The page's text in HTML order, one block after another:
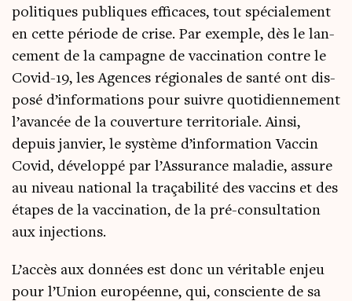
poli­tiques publiques effi­caces, tout spé­cia­le­ment
en cette période de crise. Par exemple, dès le lan­
ce­ment de la cam­pagne de vac­ci­na­tion contre le
Covid-19, les Agences régio­nales de san­té ont dis­
po­sé d’informations pour suivre quo­ti­dien­ne­ment
l’avancée de la cou­ver­ture ter­ri­to­riale. Ain­si,
depuis jan­vier, le sys­tème d’information Vac­cin
Covid, déve­lop­pé par l’Assurance mala­die, assure
au niveau natio­nal la tra­ça­bi­li­té des vac­cins et des
étapes de la vac­ci­na­tion, de la pré-consul­ta­tion
aux injections.
L’accès aux don­nées est donc un véri­table enjeu
pour l’Union euro­péenne, qui, consciente de sa